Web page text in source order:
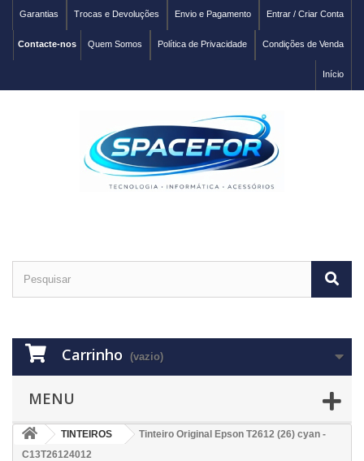
Entrar / Criar Conta
Envio e Pagamento
Trocas e Devoluções
Garantias
Condições de Venda
Política de Privacidade
Quem Somos
Contacte-nos
Início
Carrinho (vazio)
MENU
TINTEIROS
Tinteiro Original Epson T2612 (26) cyan -
C13T26124012